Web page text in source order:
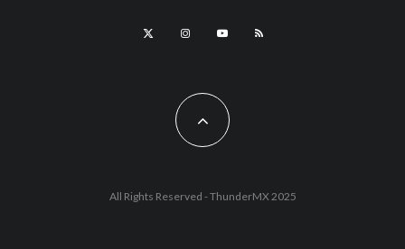
All Rights Reserved - ThunderMX 2025